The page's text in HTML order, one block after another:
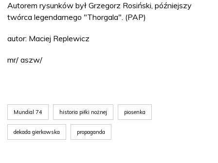
Autorem rysunków był Grzegorz Rosiński, późniejszy
twórca legendarnego "Thorgala". (PAP)
autor: Maciej Replewicz
mr/ aszw/
Mundial 74 historia piłki nożnej piosenka
dekada gierkowska propaganda